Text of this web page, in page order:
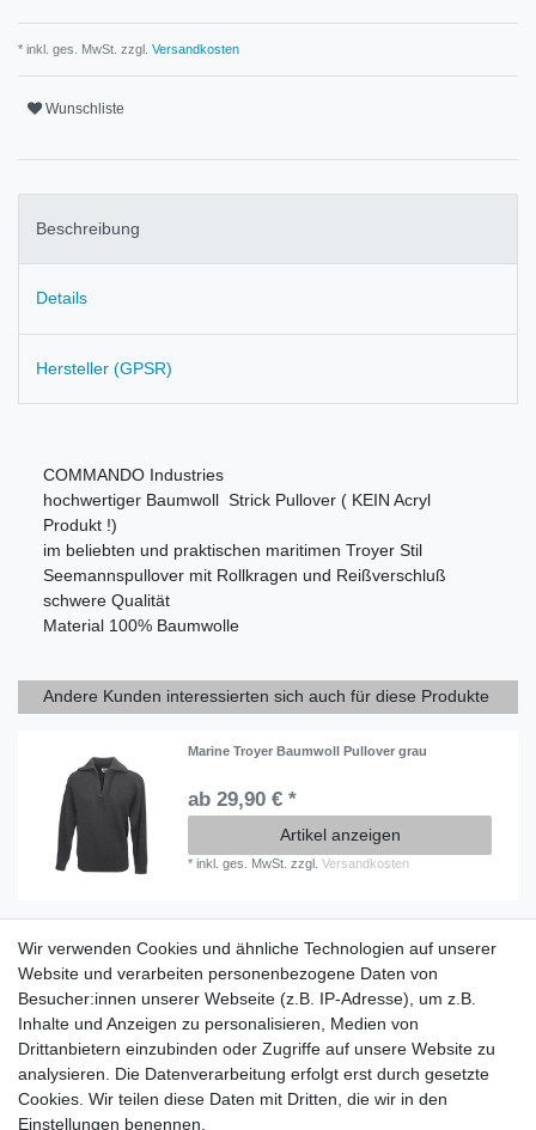
* inkl. ges. MwSt. zzgl. Versandkosten
Wunschliste
Beschreibung
Details
Hersteller (GPSR)
COMMANDO Industries
hochwertiger Baumwoll Strick Pullover ( KEIN Acryl
Produkt !)
im beliebten und praktischen maritimen Troyer Stil
Seemannspullover mit Rollkragen und Reißverschluß
schwere Qualität
Material 100% Baumwolle
Andere Kunden interessierten sich auch für diese Produkte
Marine Troyer Baumwoll Pullover grau
ab 29,90 € *
Artikel anzeigen
*inkl. ges. MwSt. zzgl.Versandkosten
Information
Versand mit DHL weltweit
Kostenloser Versand ab 40 €
Lieferung an Paketstation
14 Tage Rückgaberecht
Wichtiges
Wir verwenden Cookies und ähnliche Technologien auf unserer
Website und verarbeiten personenbezogene Daten von
Besucher:innen unserer Webseite (z.B. IP-Adresse), um z.B.
Inhalte und Anzeigen zu personalisieren, Medien von
Drittanbietern einzubinden oder Zugriffe auf unsere Website zu
analysieren. Die Datenverarbeitung erfolgt erst durch gesetzte
Cookies. Wir teilen diese Daten mit Dritten, die wir in den
Einstellungen benennen.